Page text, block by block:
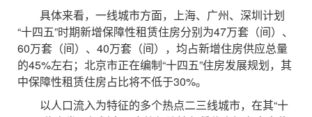
具体来看，一线城市方面，上海、广州、深圳计划
“十四五”时期新增保障性租赁住房分别为47万套（间）、
60万套（间）、40万套（间），均占新增住房供应总量
的45%左右；北京市正在编制“十四五”住房发展规划，其
中保障性租赁住房占比将不低于30%。
以人口流入为特征的多个热点二三线城市，在其“十